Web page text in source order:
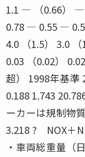
1.1 ― （0.66）
0.78 ― 0.55 ―
4.0 （1.5） 3.0 （
0.03 （0.02）
超） 1998年基準
0.188 1.743
ーカーは規制物
3.218 ? NOX
・車両総重量（